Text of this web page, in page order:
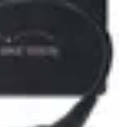
de Voyage